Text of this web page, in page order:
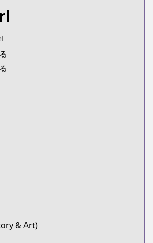
fuz.com/book/26007
manga/62691
series/337580
& Art)